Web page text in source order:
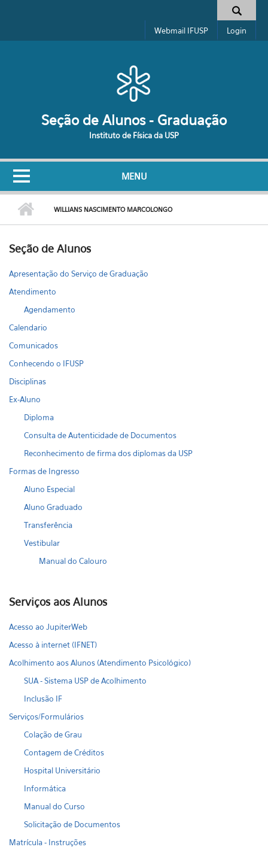
Formulário de busca
Webmail IFUSP Login
Seção de Alunos - Graduação
Instituto de Física da USP
MENU
WILLIANS NASCIMENTO MARCOLONGO
Seção de Alunos
Apresentação do Serviço de Graduação
Atendimento
Agendamento
Calendario
Comunicados
Conhecendo o IFUSP
Disciplinas
Ex-Aluno
Diploma
Consulta de Autenticidade de Documentos
Reconhecimento de firma dos diplomas da USP
Formas de Ingresso
Aluno Especial
Aluno Graduado
Transferência
Vestibular
Manual do Calouro
Serviços aos Alunos
Acesso ao JupiterWeb
Acesso à internet (IFNET)
Acolhimento aos Alunos (Atendimento Psicológico)
SUA - Sistema USP de Acolhimento
Inclusão IF
Serviços/Formulários
Colação de Grau
Contagem de Créditos
Hospital Universitário
Informática
Manual do Curso
Solicitação de Documentos
Matrícula - Instruções